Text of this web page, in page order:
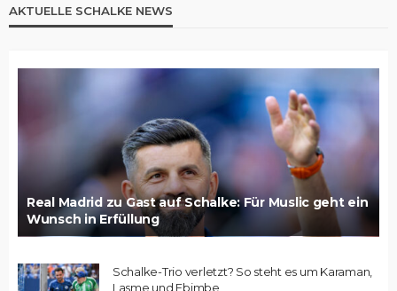
AKTUELLE SCHALKE NEWS
Real Madrid zu Gast auf Schalke: Für Muslic geht ein
Wunsch in Erfüllung
Schalke-Trio verletzt? So steht es um Karaman,
Lasme und Ebimbe